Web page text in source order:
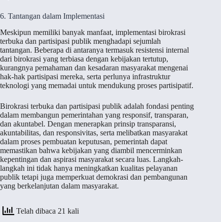
6. Tantangan dalam Implementasi
Meskipun memiliki banyak manfaat, implementasi birokrasi
terbuka dan partisipasi publik menghadapi sejumlah
tantangan. Beberapa di antaranya termasuk resistensi internal
dari birokrasi yang terbiasa dengan kebijakan tertutup,
kurangnya pemahaman dan kesadaran masyarakat mengenai
hak-hak partisipasi mereka, serta perlunya infrastruktur
teknologi yang memadai untuk mendukung proses partisipatif.
Birokrasi terbuka dan partisipasi publik adalah fondasi penting
dalam membangun pemerintahan yang responsif, transparan,
dan akuntabel. Dengan menerapkan prinsip transparansi,
akuntabilitas, dan responsivitas, serta melibatkan masyarakat
dalam proses pembuatan keputusan, pemerintah dapat
memastikan bahwa kebijakan yang diambil mencerminkan
kepentingan dan aspirasi masyarakat secara luas. Langkah-
langkah ini tidak hanya meningkatkan kualitas pelayanan
publik tetapi juga memperkuat demokrasi dan pembangunan
yang berkelanjutan dalam masyarakat.
Telah dibaca 21 kali